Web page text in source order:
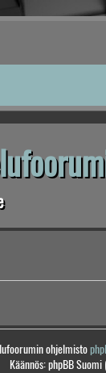
ohjelmisto
Käännös: phpBB